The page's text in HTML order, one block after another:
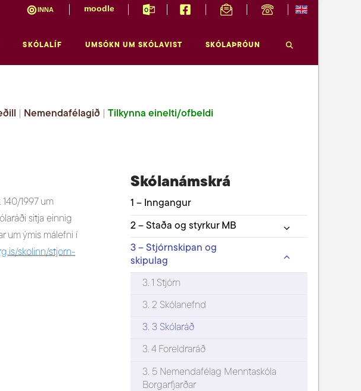
INNA moodle
SKÓLALÍF UMSÓKN UM SKÓLAVIST SKÓLAÞRÓUN
Nemendafélagið Tilkynna einelti/ofbeldi
1997 um
sitja einnig
um ýmis málefni í
skolinn/stjorn-
Skólanámskrá
1 – Inngangur
2 – Staða og styrkur MB
3 – Stjórnskipan og
skipulag
3. 1 Stjórn
3. 2 Skólanefnd
3. 3 Skólaráð
3. 4 Foreldraráð
3. 5 Nemendafélag Menntaskóla
Borgarfjarðar